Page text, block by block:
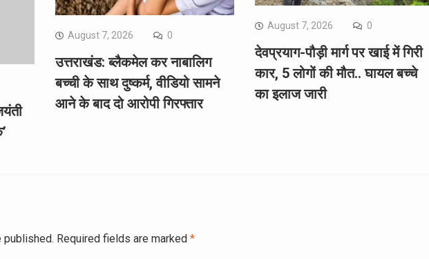
August 7, 2026 0
उत्तराखंड: ब्लैकमेल कर नाबालिग
बच्ची के साथ दुष्कर्म, वीडियो सामने
आने के बाद दो आरोपी गिरफ्तार
August 7, 2026 0
देवप्रयाग-पौड़ी मार्ग पर खाई में गिरी
कार, 5 लोगों की मौत.. घायल बच्चे
का इलाज जारी
published. Required fields are marked *